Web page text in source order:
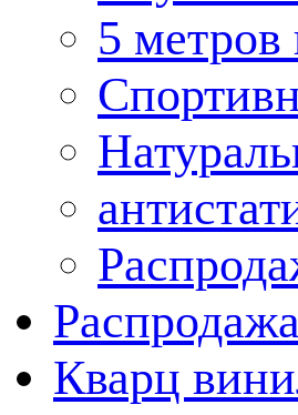
5
Распродажа
Кварц